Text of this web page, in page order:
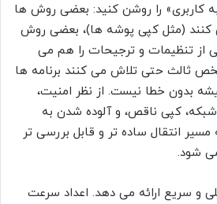
کاربری» را روشن کنید: بعضی روش ها
کنند (مثل کپی پوشه ها)، بعضی روش
از تنظیمات و ترجیحات را هم می
شخص ثالث حتی تلاش می کنند برنامه ها
بدون خطا نیست. از نظر امنیت،
شبکه، کپی ناقص، و آلوده شدن به
مسیر انتقال ساده تر و قابل بررسی تر
شود.
و سریع ارائه می دهد. اعداد سرعت